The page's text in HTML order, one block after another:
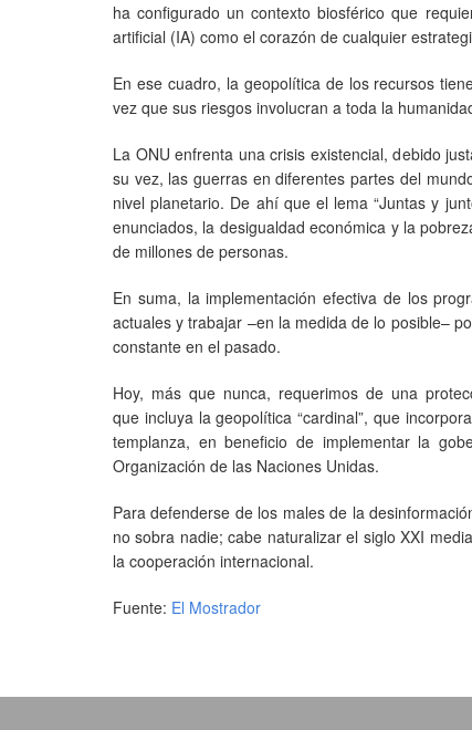
ha configurado un contexto biosférico que
artificial (IA) como el corazón de cualquier
En ese cuadro, la geopolítica de los recursos
vez que sus riesgos involucran a toda la
La ONU enfrenta una crisis existencial, debido
su vez, las guerras en diferentes partes del
nivel planetario. De ahí que el lema “Juntas y
enunciados, la desigualdad económica y la
de millones de personas.
En suma, la implementación efectiva de los
actuales y trabajar –en la medida de lo posible–
constante en el pasado.
Hoy, más que nunca, requerimos de una
que incluya la geopolítica “cardinal”, que
templanza, en beneficio de implementar la
Organización de las Naciones Unidas.
Para defenderse de los males de la
no sobra nadie; cabe naturalizar el siglo XXI
la cooperación internacional.
Fuente: El Mostrador